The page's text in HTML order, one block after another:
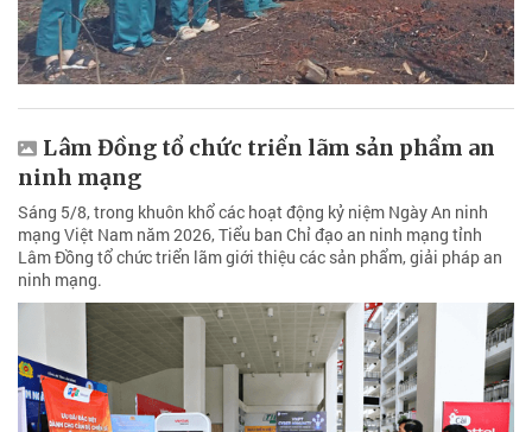
Lâm Đồng tổ chức triển lãm sản phẩm an
ninh mạng
Sáng 5/8, trong khuôn khổ các hoạt động kỷ niệm Ngày An ninh
mạng Việt Nam năm 2026, Tiểu ban Chỉ đạo an ninh mạng tỉnh
Lâm Đồng tổ chức triển lãm giới thiệu các sản phẩm, giải pháp an
ninh mạng.